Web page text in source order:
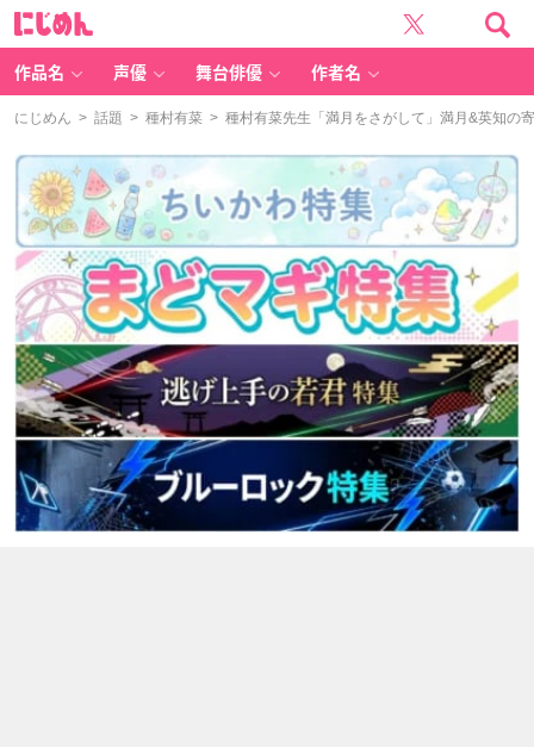
作品名 声優 舞台俳優 作者名
にじめん > 話題 > 種村有菜 > 種村有菜先生「満月をさがして」満月&英知の